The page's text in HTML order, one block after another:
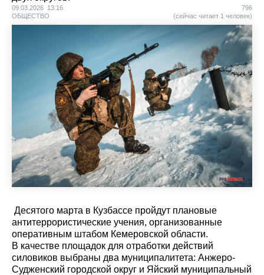
09.03.2026 13:16
ОБЩЕСТВО
796
(сейчас читает 1 человек)
Десятого марта в Кузбассе пройдут плановые
антитеррористические учения, организованные
оперативным штабом Кемеровской области.
В качестве площадок для отработки действий
силовиков выбраны два муниципалитета: Анжеро-
Судженский городской округ и Яйский муниципальный